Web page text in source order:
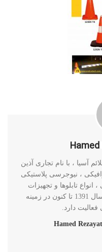
، با نام تجاری آذین
، نیوجرسی پلاستیکی
تابلوها و تجهیزات
ترافیکی می باشد. این شرکت از سال 1391 تا کنون در زمینه
فعالیت دارد.